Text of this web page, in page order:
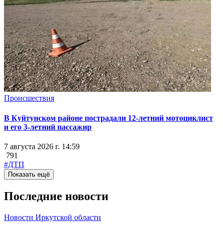
Происшествия
В Куйтунском районе пострадали 12-летний мотоциклист
и его 3-летний пассажир
7 августа 2026 г. 14:59
791
#ДТП
Показать ещё
Последние новости
Новости Иркутской области